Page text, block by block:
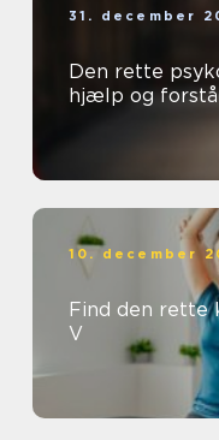
31. december
Den rette
hjælp og
10. december
Find den rette
V